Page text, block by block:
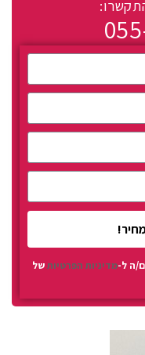
ה ל-מדיניות הפרטיותשל